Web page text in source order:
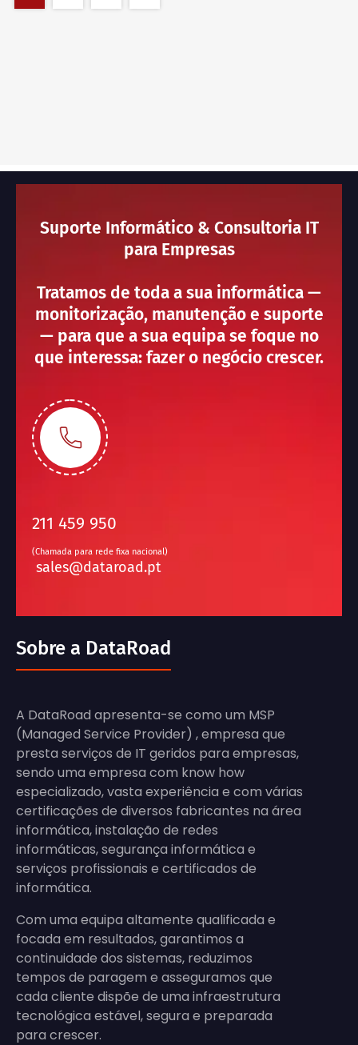
Suporte Informático & Consultoria IT
para Empresas
Tratamos de toda a sua informática —
monitorização, manutenção e suporte
— para que a sua equipa se foque no
que interessa: fazer o negócio crescer.
211 459 950
(Chamada para rede fixa nacional)
sales@dataroad.pt
Sobre a DataRoad
A DataRoad apresenta-se como um MSP
(Managed Service Provider) , empresa que
presta serviços de IT geridos para empresas,
sendo uma empresa com know how
especializado, vasta experiência e com várias
certificações de diversos fabricantes na área
informática, instalação de redes
informáticas, segurança informática e
serviços profissionais e certificados de
informática.
Com uma equipa altamente qualificada e
focada em resultados, garantimos a
continuidade dos sistemas, reduzimos
tempos de paragem e asseguramos que
cada cliente dispõe de uma infraestrutura
tecnológica estável, segura e preparada
para crescer.